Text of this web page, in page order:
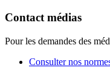
Contact médias
Pour les demandes des
Consulter nos